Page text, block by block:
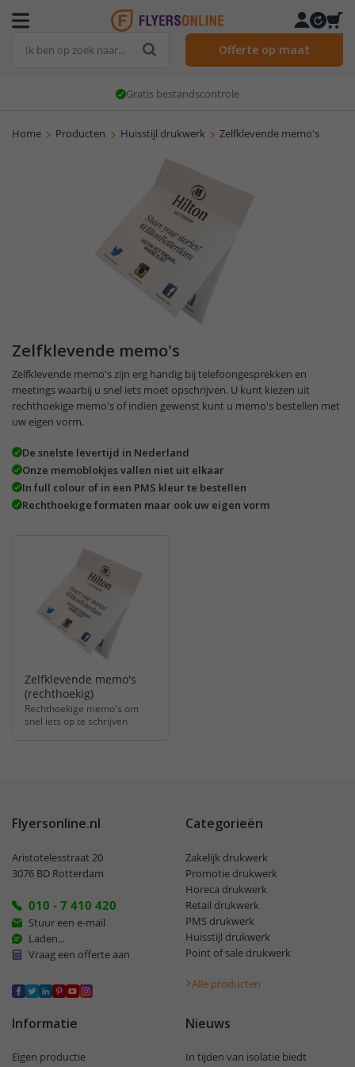
Offerte op maat
Gratis bestandscontrole
Home Producten Huisstijl drukwerk Zelfklevende memo's
Zelfklevende memo's
Zelfklevende memo's zijn erg handig bij telefoongesprekken en
meetings waarbij u snel iets moet opschrijven. U kunt kiezen uit
rechthoekige memo's of indien gewenst kunt u memo's bestellen met
uw eigen vorm.
De snelste levertijd in Nederland
Onze memoblokjes vallen niet uit elkaar
In full colour of in een PMS kleur te bestellen
Rechthoekige formaten maar ook uw eigen vorm
Zelfklevende memo's
(rechthoekig)
Rechthoekige memo's om
snel iets op te schrijven
Flyersonline.nl
Aristotelesstraat 20
3076 BD Rotterdam
010 - 7 410 420
Stuur een e-mail
Laden...
Vraag een offerte aan
Categorieën
Zakelijk drukwerk
Promotie drukwerk
Horeca drukwerk
Retail drukwerk
PMS drukwerk
Huisstijl drukwerk
Point of sale drukwerk
Alle producten
Informatie
Eigen productie
Nieuws
In tijden van isolatie biedt